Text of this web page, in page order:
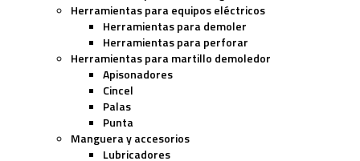
Herramientas para equipos eléctricos
Herramientas para demoler
Herramientas para perforar
Herramientas para martillo demoledor
Apisonadores
Cincel
Palas
Punta
Manguera y accesorios
Lubricadores